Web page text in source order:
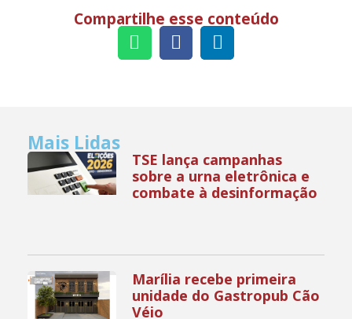
Compartilhe esse conteúdo
Mais Lidas
TSE lança campanhas
sobre a urna eletrônica e
combate à desinformação
Marília recebe primeira
unidade do Gastropub Cão
Véio